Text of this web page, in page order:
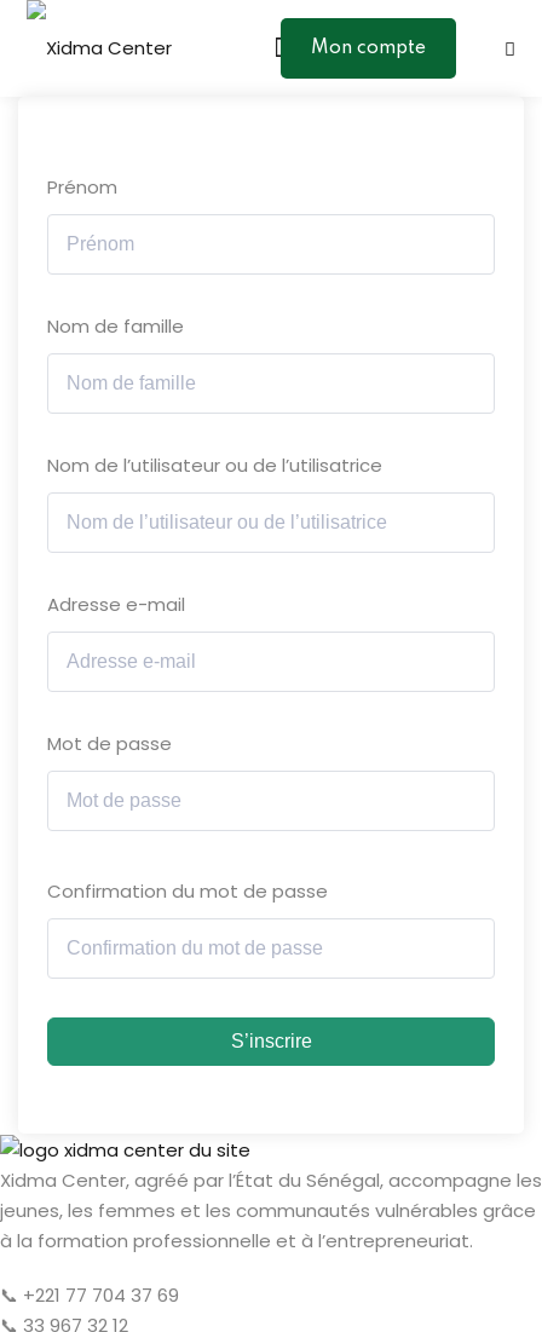
Skip
Mon compte
Prénom
Nom de famille
Nom de l’utilisateur ou de l’utilisatrice
Adresse e-mail
Mot de passe
Confirmation du mot de passe
S’inscrire
Xidma Center, agréé par l’État du Sénégal, accompagne les
jeunes, les femmes et les communautés vulnérables grâce
à la formation professionnelle et à l’entrepreneuriat.
📞 +221 77 704 37 69
📞 33 967 32 12
Sign in Sign up
Remember me Lost your password?
Already have an account?